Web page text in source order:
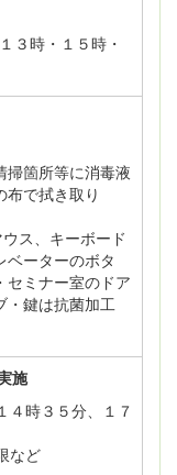
時・１５時・
掃箇所等に消毒液
布で拭き取り
ス、キーボード
ベーターのボタ
セミナー室のドア
・鍵は抗菌加工
施
時３５分、１７
など